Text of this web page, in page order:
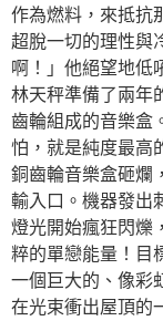
作為燃料，來抵抗
超脫一切的理性與
啊！」他絕望地低
林天秤準備了兩年
齒輪組成的音樂盒
怕，就是純度最高
銅齒輪音樂盒砸爛
輸入口。機器發出
燈光開始瘋狂閃爍
粹的單戀能量！目
一個巨大的、像彩
在光束衝出屋頂的